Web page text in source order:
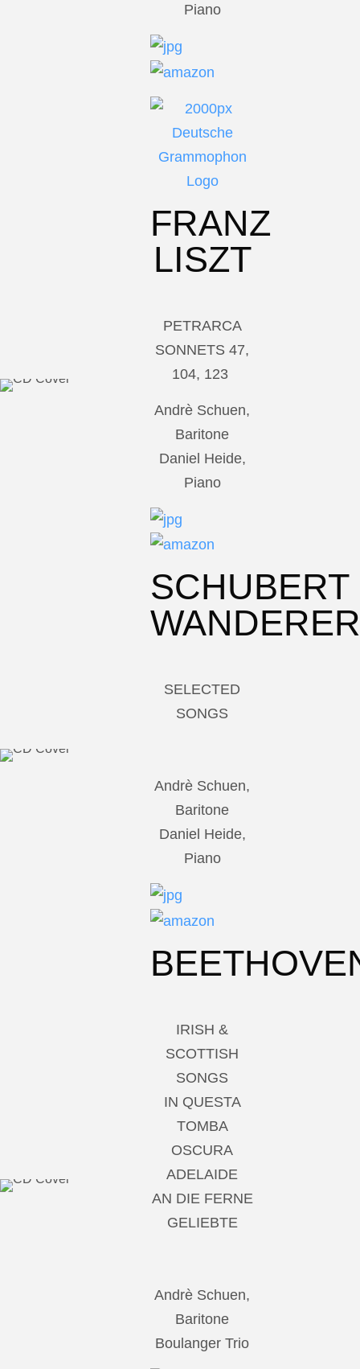
Piano
FRANZ
LISZT
PETRARCA
SONNETS 47,
104, 123
Andrè Schuen,
Baritone
Daniel Heide,
Piano
SCHUBERT
WANDERER
SELECTED
SONGS
Andrè Schuen,
Baritone
Daniel Heide,
Piano
IRISH &
SCOTTISH
SONGS
IN QUESTA
TOMBA
OSCURA
ADELAIDE
AN DIE FERNE
GELIEBTE
Andrè Schuen,
Baritone
Boulanger Trio